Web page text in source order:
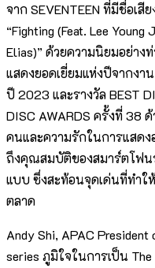
จาก SEVENTEEN ที่มีชื่อเสี
“Fighting (Feat. Lee Young
Elias)” ด้วยความนิยมอย่าง
แสดงยอดเยี่ยมแห่งปีจากงา
ปี 2023 และรางวัล BEST
DISC AWARDS ครั้งที่ 38
คนและความรักในการแสดง
ถึงคุณสมบัติของสมาร์ตโฟน
แบบ ซึ่งสะท้อนจุดเด่นที่ทำให้
ตลาด
Andy Shi, APAC President
series ภูมิใจในการเป็น